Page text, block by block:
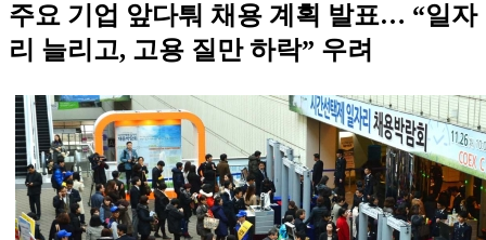
주요 기업 앞다퉈 채용 계획 발표… “일자
리 늘리고, 고용 질만 하락” 우려